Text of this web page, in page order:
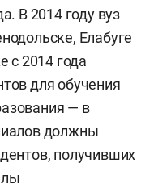
В 2014 году вуз
Елабуге
с 2014 года
для обучения
— в
должны
получивших